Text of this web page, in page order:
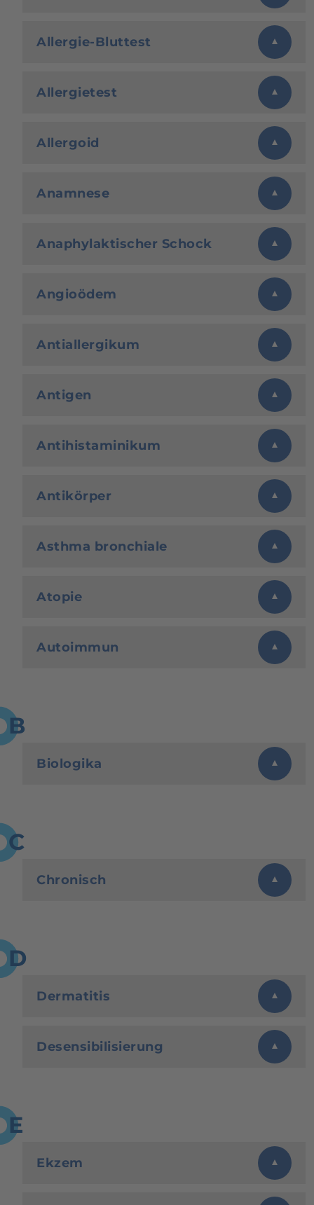
Allergie-Bluttest
Allergietest
Allergoid
Anamnese
Anaphylaktischer Schock
Angioödem
Antiallergikum
Antigen
Antihistaminikum
Antikörper
Asthma bronchiale
Atopie
Autoimmun
B
Biologika
C
Chronisch
D
Dermatitis
Desensibilisierung
E
Ekzem